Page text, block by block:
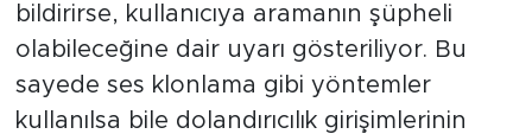
bildirirse, kullanıcıya aramanın şüpheli
olabileceğine dair uyarı gösteriliyor. Bu
sayede ses klonlama gibi yöntemler
kullanılsa bile dolandırıcılık girişimlerinin